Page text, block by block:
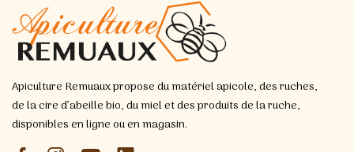
Apiculture Remuaux propose du matériel apicole, des ruches,
de la cire d’abeille bio, du miel et des produits de la ruche,
disponibles en ligne ou en magasin.